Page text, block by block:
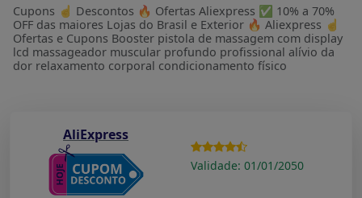
Cupons ☝ Descontos 🔥 Ofertas Aliexpress ✅ 10% a 70%
OFF das maiores Lojas do Brasil e Exterior 🔥 Aliexpress ☝
Ofertas e Cupons Booster pistola de massagem com display
lcd massageador muscular profundo profissional alívio da
dor relaxamento corporal condicionamento físico
AliExpress
Validade: 01/01/2050